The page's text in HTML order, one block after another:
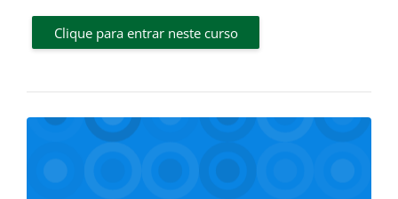
Clique para entrar neste curso